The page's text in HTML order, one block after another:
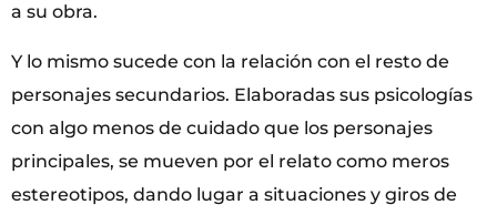
a su obra.
Y lo mismo sucede con la relación con el resto de
personajes secundarios. Elaboradas sus psicologías
con algo menos de cuidado que los personajes
principales, se mueven por el relato como meros
estereotipos, dando lugar a situaciones y giros de